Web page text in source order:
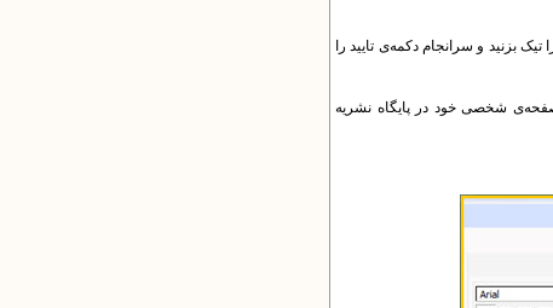
بزنید و سرانجام دکمه‌ی تایید را
صفحه‌ی شخصی خود در پایگاه نشریه